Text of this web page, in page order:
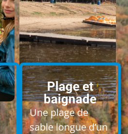
Plage et
baignade
Une plage de
sable longue d’un